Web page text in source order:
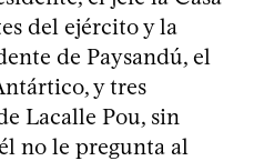
del ejército y la
de Paysandú, el
y tres
Lacalle Pou, sin
no le pregunta al